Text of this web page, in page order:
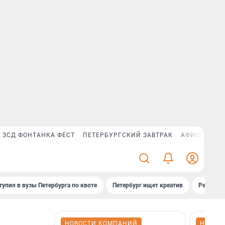
ЗСД ФОНТАНКА ФЕСТ ПЕТЕРБУРГСКИЙ ЗАВТРАК АФИША PLUS
в вузы Петербурга по квоте Петербург ищет креатив
НОВОСТИ КОМПАНИЙ